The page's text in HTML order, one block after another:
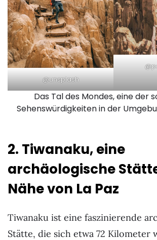
@unsplash
Das Tal des Mondes, eine der
Sehenswürdigkeiten in der
2. Tiwanaku, eine
archäologische
Nähe von La Paz
Tiwanaku ist eine faszinierende
Stätte, die sich etwa 72 Kilometer